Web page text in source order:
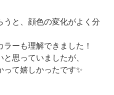
と、顔色の変化がよく分
ーも理解できました！
思っていましたが、
て嬉しかったです✨